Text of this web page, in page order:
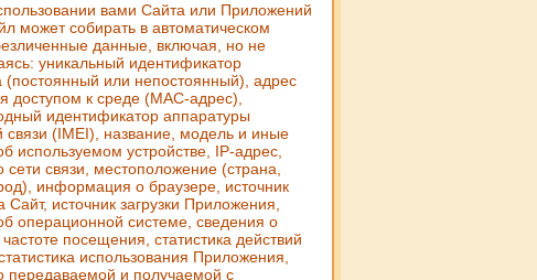
вами Сайта или Приложений
может собирать в автоматическом
данные, включая, но не
уникальный идентификатор
(постоянный или непостоянный), адрес
доступом к среде (MAC-адрес),
идентификатор аппаратуры
связи (IMEI), название, модель и иные
используемом устройстве, IP-адрес,
сети связи, местоположение (страна,
информация о браузере, источник
Сайт, источник загрузки Приложения,
операционной системе, сведения о
посещения, статистика действий
использования Приложения,
передаваемой и получаемой с